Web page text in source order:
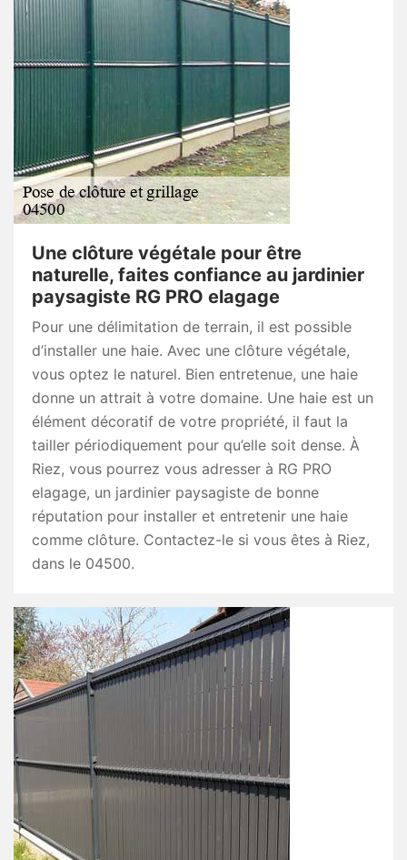
Une clôture végétale pour être
naturelle, faites confiance au jardinier
paysagiste RG PRO elagage
Pour une délimitation de terrain, il est possible
d’installer une haie. Avec une clôture végétale,
vous optez le naturel. Bien entretenue, une haie
donne un attrait à votre domaine. Une haie est un
élément décoratif de votre propriété, il faut la
tailler périodiquement pour qu’elle soit dense. À
Riez, vous pourrez vous adresser à RG PRO
elagage, un jardinier paysagiste de bonne
réputation pour installer et entretenir une haie
comme clôture. Contactez-le si vous êtes à Riez,
dans le 04500.